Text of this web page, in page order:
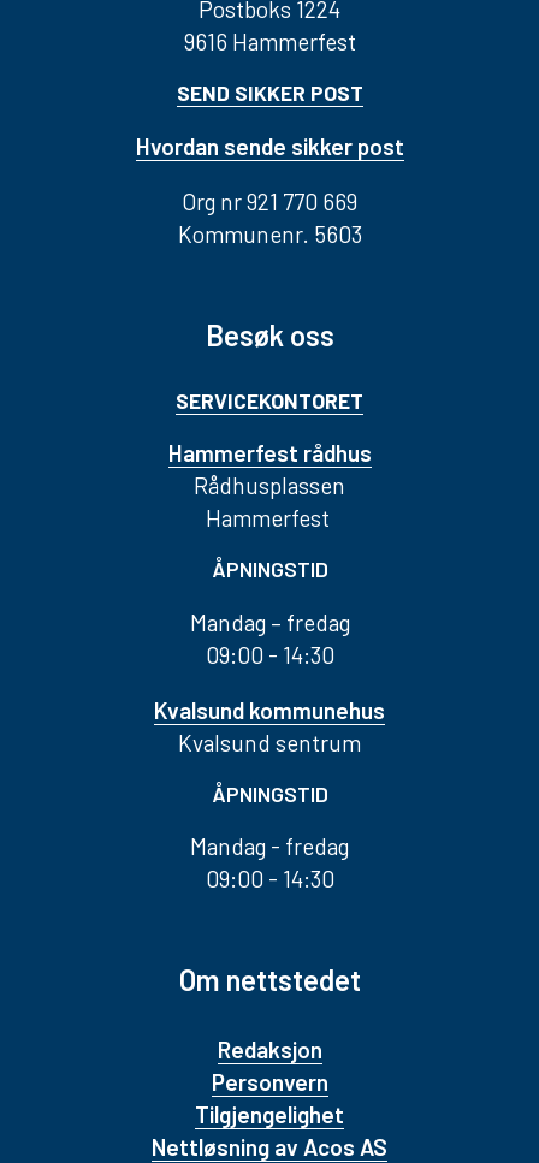
Postboks 1224
9616 Hammerfest
SEND SIKKER POST
Hvordan sende sikker post
Org nr 921 770 669
Kommunenr. 5603
Besøk oss
SERVICEKONTORET
Hammerfest rådhus
Rådhusplassen
Hammerfest
ÅPNINGSTID
Mandag – fredag
09:00 - 14:30
Kvalsund kommunehus
Kvalsund sentrum
ÅPNINGSTID
Mandag - fredag
09:00 - 14:30
Om nettstedet
Redaksjon
Personvern
Tilgjengelighet
Nettløsning av Acos AS